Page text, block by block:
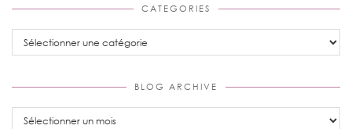
CATEGORIES
Categories
BLOG ARCHIVE
Blog
Archive